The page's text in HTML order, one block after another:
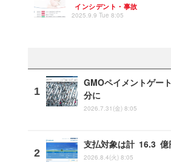
インシデント・事故
2025.9.9 Tue 8:05
GMOペイメントゲー
分に
2026.7.31(金) 8:05
支払対象は計 16.3 億
2026.8.4(火) 8:05